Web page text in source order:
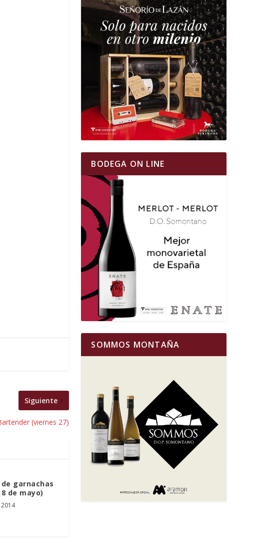
Siguiente
(viernes 27)
garnachas
de mayo)
BODEGA ON LINE
SOMMOS MONTAÑA